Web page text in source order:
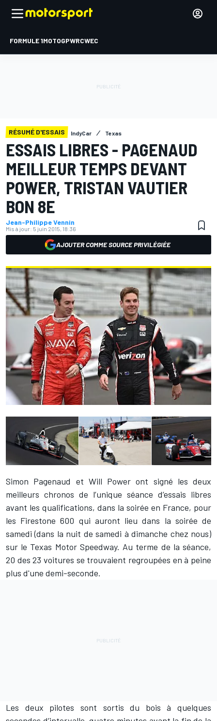
FORMULE 1MOTOGPWRCWEC
RÉSUMÉ D'ESSAIS IndyCar Texas
ESSAIS LIBRES - PAGENAUD
MEILLEUR TEMPS DEVANT
POWER, TRISTAN VAUTIER
BON 8E
Jean-Philippe Vennin
Mis à jour: 5 juin 2015, 18:36
AJOUTER COMME SOURCE PRIVILÉGIÉE
Simon Pagenaud et Will Power ont signé les deux
meilleurs chronos de l’unique séance d’essais libres
avant les qualifications, dans la soirée en France, pour
les Firestone 600 qui auront lieu dans la soirée de
samedi (dans la nuit de samedi à dimanche chez nous)
sur le Texas Motor Speedway. Au terme de la séance,
20 des 23 voitures se trouvaient regroupées en à peine
plus d'une demi-seconde.
Les deux pilotes sont sortis du bois à quelques